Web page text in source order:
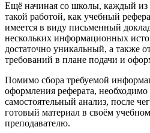
Ещё начиная со школы, каждый из
такой работой, как учебный
имеется в виду письменный
нескольких информационных
достаточно уникальный, а также
требований в плане подачи и
Помимо сбора требуемой
оформления реферата,
самостоятельный анализ, после
готовый материал в своём
преподавателю.